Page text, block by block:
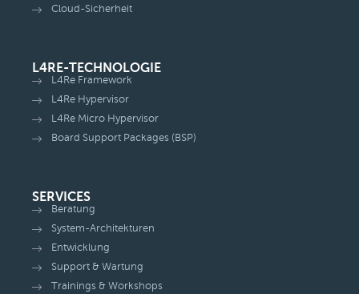
Cloud-Sicherheit
L4RE-TECHNOLOGIE
L4Re Framework
L4Re Hypervisor
L4Re Micro Hypervisor
Board Support Packages (BSP)
SERVICES
Beratung
System-Architekturen
Entwicklung
Support & Wartung
Trainings & Workshops